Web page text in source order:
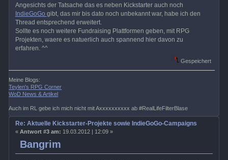
Angesichts der Tatsache das es neben Kickstarter auch noch
IndieGoGo gibt, das mir bis dato noch unbekannt war, habe ich den
Thread entsprechend erweitert.
Sollte es noch weitere Fundraising Plattformen geben, mit RPG
Projekten, waere es natuerlich auch spannend hier davon zu
erfahren. ^^
Gespeichert
Meine Blogs:
Teylen's RPG Corner
WoD News & Artikel
Auch im RL gebe ich mich nicht mit Axxxxxxxxxx ab #RealLifeFilterBlase
Bangrim
Re: Aktuelle Kickstarter-Projekte sowie IndieGoGo-Campaigns
« Antwort #3 am: 19.03.2012 | 12:09 »